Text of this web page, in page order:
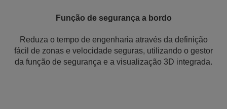
Função de segurança a bordo
Reduza o tempo de engenharia através da definição
fácil de zonas e velocidade seguras, utilizando o gestor
da função de segurança e a visualização 3D integrada.